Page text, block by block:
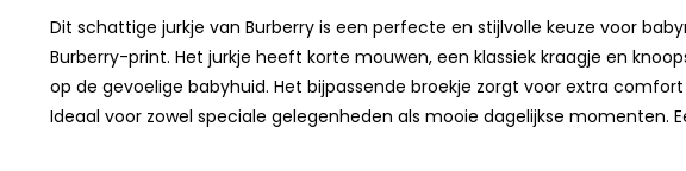
Dit schattige jurkje van Burberry is een perfecte en stijlvolle keuze voor
Burberry-print. Het jurkje heeft korte mouwen, een klassiek kraagje en
op de gevoelige babyhuid. Het bijpassende broekje zorgt voor extra
Ideaal voor zowel speciale gelegenheden als mooie dagelijkse